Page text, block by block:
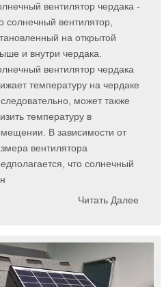
вентилятор чердака -
солнечный вентилятор,
на открытой
и внутри чердака.
вентилятор чердака
температуру на чердаке
может также
температуру в
В зависимости от
вентилятора
что солнечный
Читать Далее